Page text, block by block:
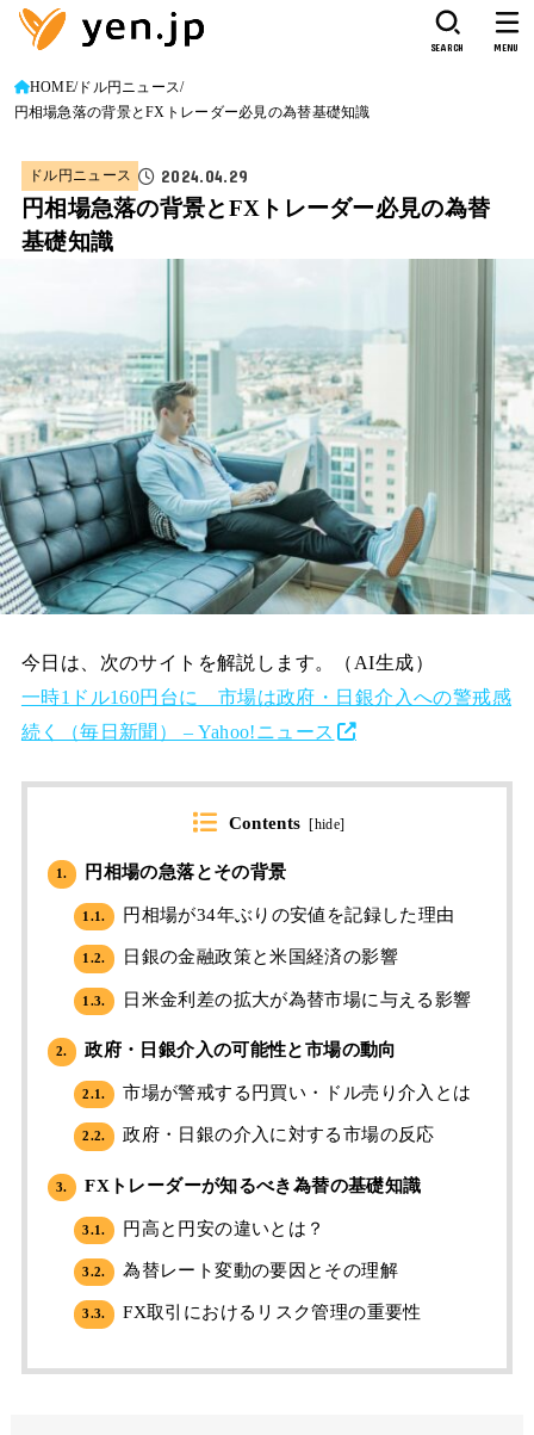
SEARCH MENU
HOME ドル円ニュース
円相場急落の背景とFXトレーダー必見の為替基礎知識
ドル円ニュース 2024.04.29
円相場急落の背景とFXトレーダー必見の為替
基礎知識
今日は、次のサイトを解説します。（AI生成）
一時1ドル160円台に 市場は政府・日銀介入への警戒感
続く（毎日新聞） – Yahoo!ニュース
Contents [hide]
1. 円相場の急落とその背景
1.1. 円相場が34年ぶりの安値を記録した理由
1.2. 日銀の金融政策と米国経済の影響
1.3. 日米金利差の拡大が為替市場に与える影響
2. 政府・日銀介入の可能性と市場の動向
2.1. 市場が警戒する円買い・ドル売り介入とは
2.2. 政府・日銀の介入に対する市場の反応
3. FXトレーダーが知るべき為替の基礎知識
3.1. 円高と円安の違いとは？
3.2. 為替レート変動の要因とその理解
3.3. FX取引におけるリスク管理の重要性